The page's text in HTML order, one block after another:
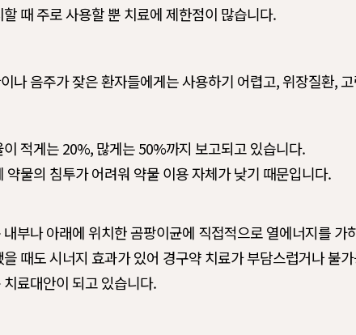
때 주로 사용할 뿐 치료에 제한점이 많습니다.
나 음주가 잦은 환자들에게는 사용하기 어렵고, 위장질환,
적게는 20%, 많게는 50%까지 보고되고 있습니다.
물의 침투가 어려워 약물 이용 자체가 낮기 때문입니다.
부나 아래에 위치한 곰팡이균에 직접적으로 열에너지를
때도 시너지 효과가 있어 경구약 치료가 부담스럽거나 불
료대안이 되고 있습니다.